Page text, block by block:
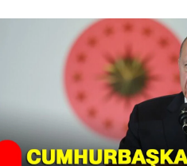
SPOR
11:11 MANŞET